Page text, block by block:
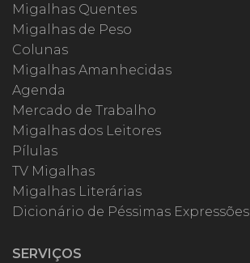
Migalhas Quentes
Migalhas de Peso
Colunas
Migalhas Amanhecidas
Agenda
Mercado de Trabalho
Migalhas dos Leitores
Pílulas
TV Migalhas
Migalhas Literárias
Dicionário de Péssimas Expressões
SERVIÇOS